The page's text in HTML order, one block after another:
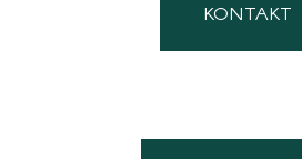
KONTAKT